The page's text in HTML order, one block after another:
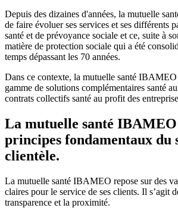
Depuis des dizaines d'années, la mutuelle
de faire évoluer ses services et ses différents
santé et de prévoyance sociale et ce, suite à
matière de protection sociale qui a été
temps dépassant les 70 années.
Dans ce contexte, la mutuelle santé
gamme de solutions complémentaires santé
contrats collectifs santé au profit des
La mutuelle santé
principes fondamentaux du
clientèle.
La mutuelle santé IBAMEO repose sur des
claires pour le service de ses clients. Il s’agit
transparence et la proximité.